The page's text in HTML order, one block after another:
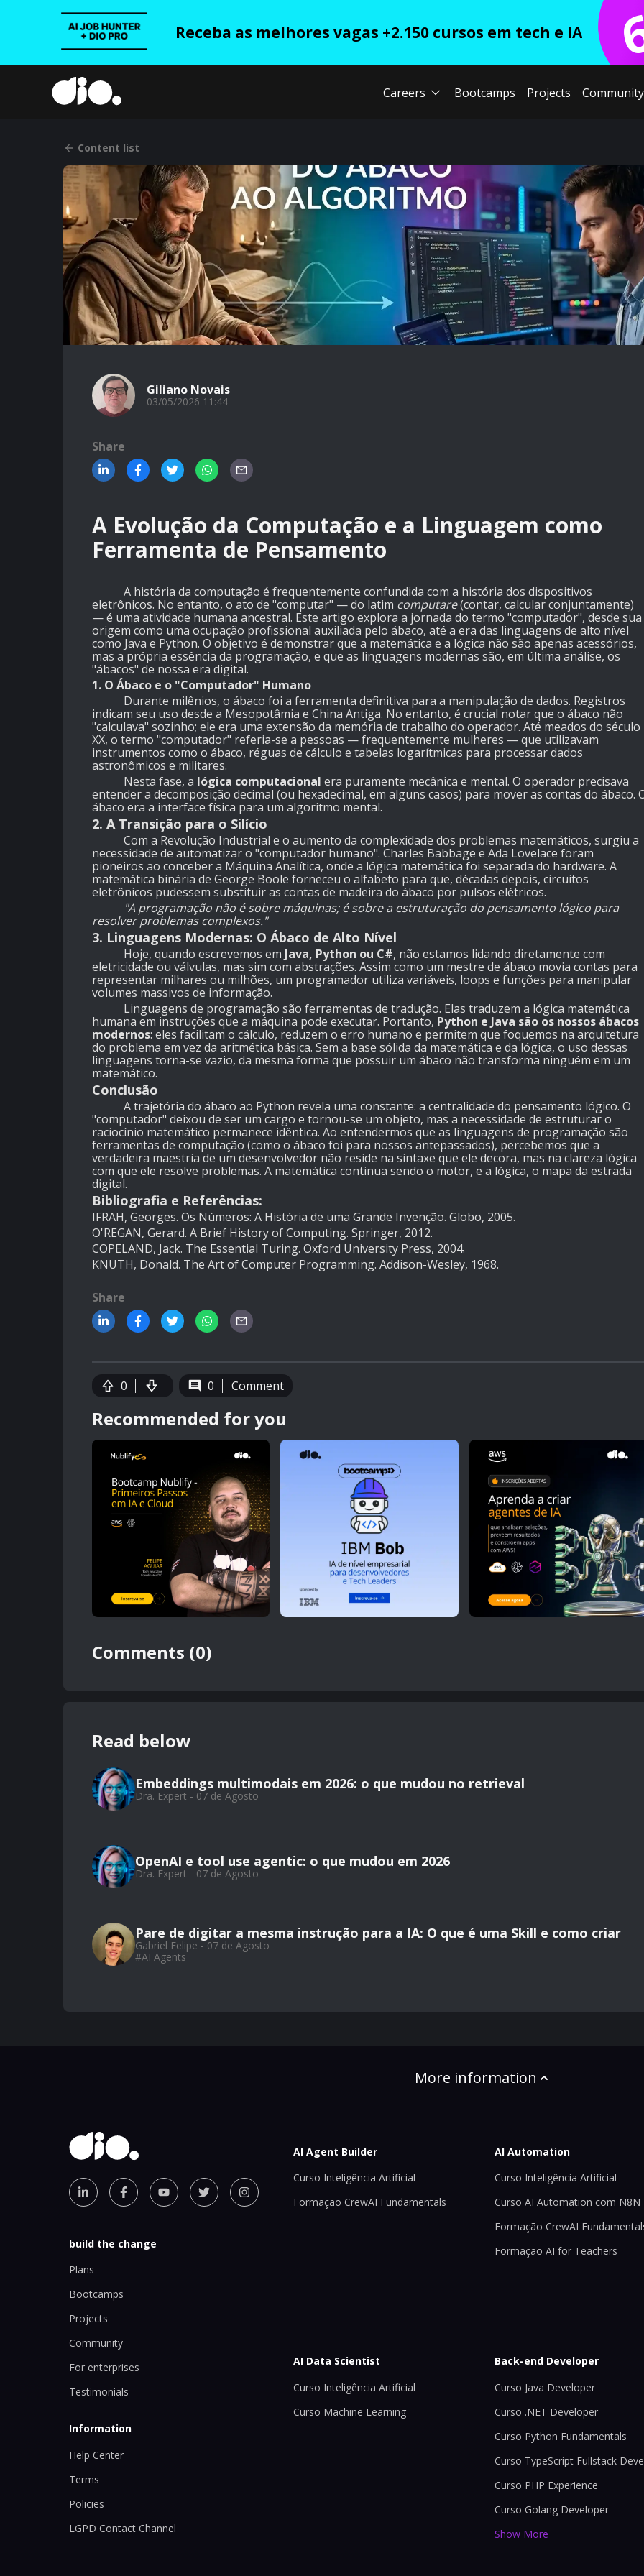
Receba as melhores vagas +2.150 cursos em tech e IA
Careers Bootcamps Projects Community
Content list
Giliano Novais
03/05/2026 11:44
Share
A Evolução da Computação e a Linguagem como
Ferramenta de Pensamento
A história da computação é frequentemente confundida com a história dos dispositivos
eletrônicos. No entanto, o ato de "computar" — do latim computare(contar, calcular conjuntamente)
— é uma atividade humana ancestral. Este artigo explora a jornada do termo "computador", desde sua
origem como uma ocupação profissional auxiliada pelo ábaco, até a era das linguagens de alto nível
como Java e Python. O objetivo é demonstrar que a matemática e a lógica não são apenas acessórios,
mas a própria essência da programação, e que as linguagens modernas são, em última análise, os
"ábacos" de nossa era digital.
1. O Ábaco e o "Computador" Humano
Durante milênios, o ábaco foi a ferramenta definitiva para a manipulação de dados. Registros
indicam seu uso desde a Mesopotâmia e China Antiga. No entanto, é crucial notar que o ábaco não
"calculava" sozinho; ele era uma extensão da memória de trabalho do operador. Até meados do século
XX, o termo "computador" referia-se a pessoas — frequentemente mulheres — que utilizavam
instrumentos como o ábaco, réguas de cálculo e tabelas logarítmicas para processar dados
astronômicos e militares.
Nesta fase, a lógica computacional era puramente mecânica e mental. O operador precisava
entender a decomposição decimal (ou hexadecimal, em alguns casos) para mover as contas do ábaco.
ábaco era a interface física para um algoritmo mental.
2. A Transição para o Silício
Com a Revolução Industrial e o aumento da complexidade dos problemas matemáticos, surgiu a
necessidade de automatizar o "computador humano". Charles Babbage e Ada Lovelace foram
pioneiros ao conceber a Máquina Analítica, onde a lógica matemática foi separada do hardware. A
matemática binária de George Boole forneceu o alfabeto para que, décadas depois, circuitos
eletrônicos pudessem substituir as contas de madeira do ábaco por pulsos elétricos.
"A programação não é sobre máquinas; é sobre a estruturação do pensamento lógico para
resolver problemas complexos."
3. Linguagens Modernas: O Ábaco de Alto Nível
Hoje, quando escrevemos em Java, Python ou C#, não estamos lidando diretamente com
eletricidade ou válvulas, mas sim com abstrações. Assim como um mestre de ábaco movia contas para
representar milhares ou milhões, um programador utiliza variáveis, loops e funções para manipular
volumes massivos de informação.
Linguagens de programação são ferramentas de tradução. Elas traduzem a lógica matemática
humana em instruções que a máquina pode executar. Portanto, Python e Java são os nossos ábacos
modernos: eles facilitam o cálculo, reduzem o erro humano e permitem que foquemos na arquitetura
do problema em vez da aritmética básica. Sem a base sólida da matemática e da lógica, o uso dessas
linguagens torna-se vazio, da mesma forma que possuir um ábaco não transforma ninguém em um
matemático.
Conclusão
A trajetória do ábaco ao Python revela uma constante: a centralidade do pensamento lógico. O
"computador" deixou de ser um cargo e tornou-se um objeto, mas a necessidade de estruturar o
raciocínio matemático permanece idêntica. Ao entendermos que as linguagens de programação são
ferramentas de computação (como o ábaco foi para nossos antepassados), percebemos que a
verdadeira maestria de um desenvolvedor não reside na sintaxe que ele decora, mas na clareza lógica
com que ele resolve problemas. A matemática continua sendo o motor, e a lógica, o mapa da estrada
digital.
Bibliografia e Referências:
IFRAH, Georges. Os Números: A História de uma Grande Invenção. Globo, 2005.
O'REGAN, Gerard. A Brief History of Computing. Springer, 2012.
COPELAND, Jack. The Essential Turing. Oxford University Press, 2004.
KNUTH, Donald. The Art of Computer Programming. Addison-Wesley, 1968.
Share
0 0 Comment
Recommended for you
Comments (0)
Read below
Embeddings multimodais em 2026: o que mudou no retrieval
Dra. Expert - 07 de Agosto
OpenAI e tool use agentic: o que mudou em 2026
Dra. Expert - 07 de Agosto
Pare de digitar a mesma instrução para a IA: O que é uma Skill e como criar
Gabriel Felipe - 07 de Agosto
#AI Agents
More information
build the change
Plans
Bootcamps
Projects
Community
For enterprises
Testimonials
Information
Help Center
Terms
Policies
LGPD Contact Channel
AI Agent Builder
Curso Inteligência Artificial
Formação CrewAI Fundamentals
AI Automation
Curso Inteligência Artificial
Curso AI Automation com N8N
Formação CrewAI
Formação AI for Teachers
AI Data Scientist
Curso Inteligência Artificial
Curso Machine Learning
Back-end Developer
Curso Java Developer
Curso .NET Developer
Curso Python Fundamentals
Curso TypeScript Fullstack
Curso PHP Experience
Curso Golang Developer
Show More